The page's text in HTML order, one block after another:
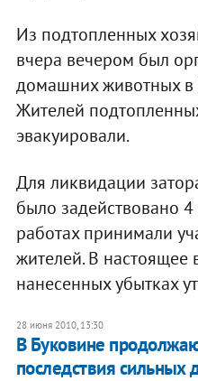
Из подтопленных
вчера вечером был
домашних животных в
Жителей
эвакуировали.
Для ликвидации
было задействовано
работах принимали
жителей. В настоящее
нанесенных убытках
28 июня 2010, 13:30
В Буковине
последствия сильных